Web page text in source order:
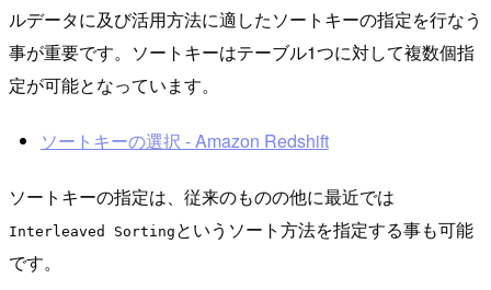
ルデータに及び活用方法に適したソートキーの指定を行なう
事が重要です。ソートキーはテーブル1つに対して複数個指
定が可能となっています。
ソートキーの選択 - Amazon Redshift
ソートキーの指定は、従来のものの他に最近では
Interleaved Sorting というソート方法を指定する事も可能
です。